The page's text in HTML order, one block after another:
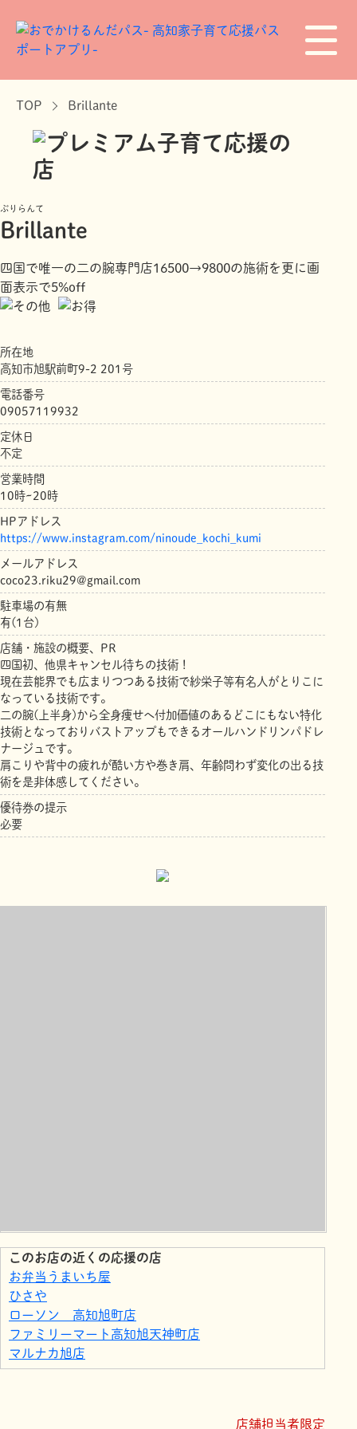
TOP Brillante
ぶりらんて
Brillante
四国で唯一の二の腕専門店16500→9800の施術を更に画
面表示で5%off
所在地
高知市旭駅前町9-2 201号
電話番号
09057119932
定休日
不定
営業時間
10時~20時
HPアドレス
https://www.instagram.com/ninoude_kochi_kumi
メールアドレス
coco23.riku29@gmail.com
駐車場の有無
有(1台)
店舗・施設の概要、PR
四国初、他県キャンセル待ちの技術！
現在芸能界でも広まりつつある技術で紗栄子等有名人がとりこに
なっている技術です。
二の腕(上半身)から全身痩せへ付加価値のあるどこにもない特化
技術となっておりバストアップもできるオールハンドリンパドレ
ナージュです。
肩こりや背中の疲れが酷い方や巻き肩、年齢問わず変化の出る技
術を是非体感してください。
優待券の提示
必要
このお店の近くの応援の店
お弁当うまいち屋
ひさや
ローソン 高知旭町店
ファミリーマート高知旭天神町店
マルナカ旭店
イオンリテール株式会社 イオン高知旭町店
店舗担当者限定